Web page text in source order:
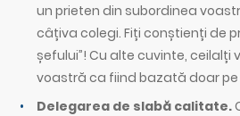
un prieten din subordinea
câțiva colegi. Fiți conștienți de
șefului”! Cu alte cuvinte, ceilalți
voastră ca fiind bazată doar
Delegarea de slabă calitate.